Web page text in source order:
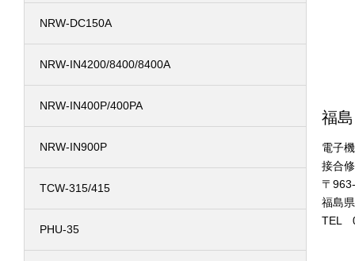
福
電子
接合
〒
福島
TEL
NRW-DC150A
NRW-IN4200/8400/8400A
NRW-IN400P/400PA
NRW-IN900P
TCW-315/415
PHU-35